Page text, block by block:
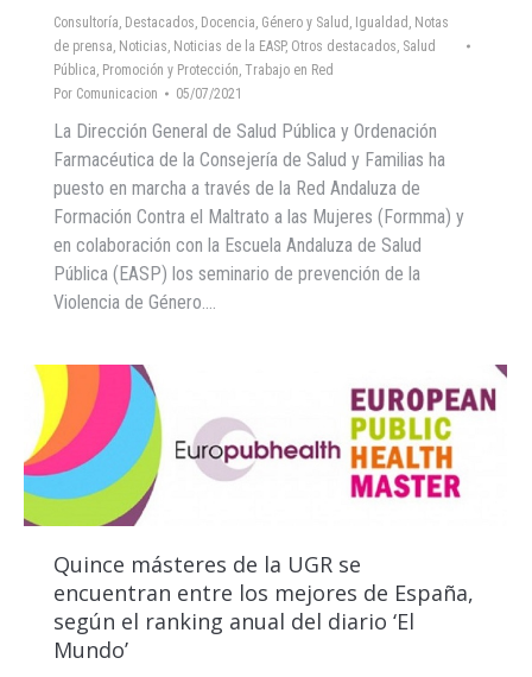
Consultoría, Destacados, Docencia, Género y Salud , Igualdad , Notas
de prensa, Noticias, Noticias de la EASP, Otros destacados, Salud
Pública, Promoción y Protección, Trabajo en Red
Por Comunicacion 05/07/2021
La Dirección General de Salud Pública y Ordenación
Farmacéutica de la Consejería de Salud y Familias ha
puesto en marcha a través de la Red Andaluza de
Formación Contra el Maltrato a las Mujeres (Formma) y
en colaboración con la Escuela Andaluza de Salud
Pública (EASP) los seminario de prevención de la
Violencia de Género.…
Quince másteres de la UGR se
encuentran entre los mejores de España,
según el ranking anual del diario ‘El
Mundo’